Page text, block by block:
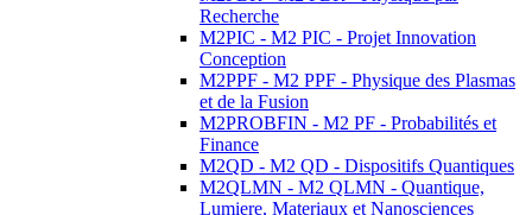
Recherche
M2PIC - M2 PIC - Projet Innovation
Conception
M2PPF - M2 PPF - Physique des Plasmas
et de la Fusion
M2PROBFIN - M2 PF - Probabilités et
Finance
M2QD - M2 QD - Dispositifs Quantiques
M2QLMN - M2 QLMN - Quantique,
Lumiere, Materiaux et Nanosciences